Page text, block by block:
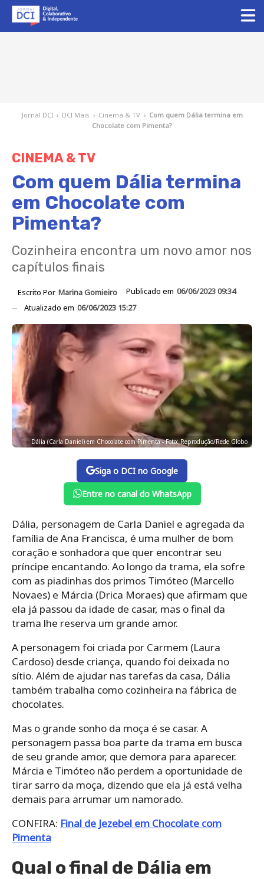
Jornal DCI › DCI Mais › Cinema & TV › Com quem Dália termina em
Chocolate com Pimenta?
CINEMA & TV
Com quem Dália termina
em Chocolate com
Pimenta?
Cozinheira encontra um novo amor nos
capítulos finais
Escrito Por Marina Gomieiro Publicado em 06/06/2023 09:34
Atualizado em 06/06/2023 15:27
Dália (Carla Daniel) em Chocolate com Pimenta - Foto: Reprodução/Rede Globo
Siga o DCI no Google
Entre no canal do WhatsApp
Dália, personagem de Carla Daniel e agregada da
família de Ana Francisca, é uma mulher de bom
coração e sonhadora que quer encontrar seu
príncipe encantando. Ao longo da trama, ela sofre
com as piadinhas dos primos Timóteo (Marcello
Novaes) e Márcia (Drica Moraes) que afirmam que
ela já passou da idade de casar, mas o final da
trama lhe reserva um grande amor.
A personagem foi criada por Carmem (Laura
Cardoso) desde criança, quando foi deixada no
sítio. Além de ajudar nas tarefas da casa, Dália
também trabalha como cozinheira na fábrica de
chocolates.
Mas o grande sonho da moça é se casar. A
personagem passa boa parte da trama em busca
de seu grande amor, que demora para aparecer.
Márcia e Timóteo não perdem a oportunidade de
tirar sarro da moça, dizendo que ela já está velha
demais para arrumar um namorado.
CONFIRA: Final de Jezebel em Chocolate com
Pimenta
Qual o final de Dália em